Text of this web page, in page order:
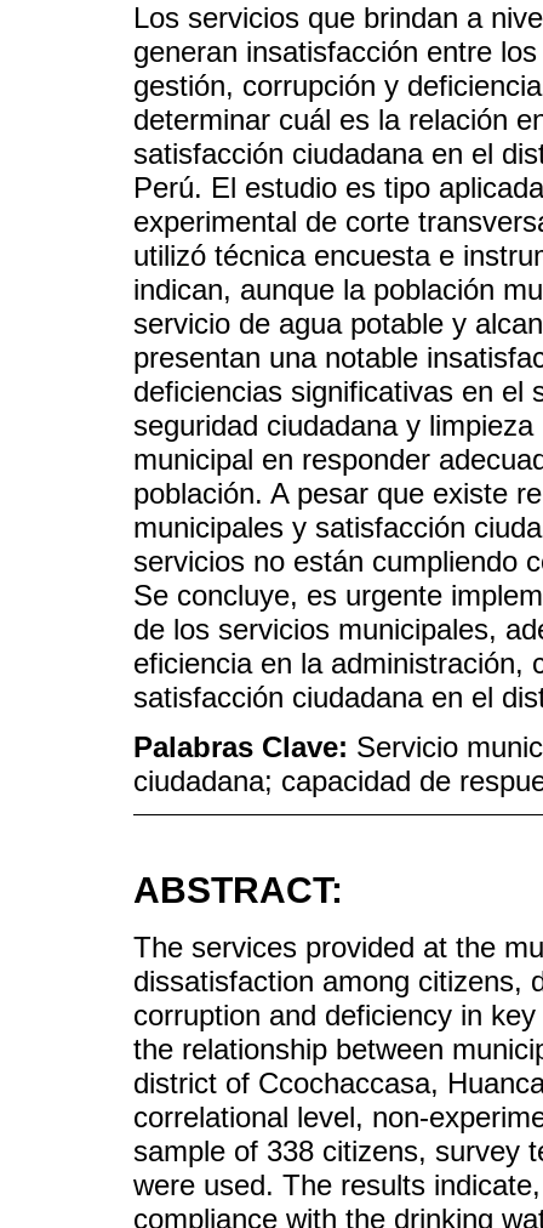
Los servicios que brindan a
generan insatisfacción entre
gestión, corrupción y
determinar cuál es la relación
satisfacción ciudadana en el
Perú. El estudio es tipo
experimental de corte
utilizó técnica encuesta e
indican, aunque la población
servicio de agua potable y
presentan una notable
deficiencias significativas en el
seguridad ciudadana y
municipal en responder
población. A pesar que existe
municipales y satisfacción
servicios no están cumpliendo
Se concluye, es urgente
de los servicios municipales,
eficiencia en la administración,
satisfacción ciudadana en el
Palabras Clave: Servicio
ciudadana; capacidad de
ABSTRACT:
The services provided at the
dissatisfaction among citizens,
corruption and deficiency in
the relationship between
district of Ccochaccasa,
correlational level, non-
sample of 338 citizens, survey
were used. The results
compliance with the drinking